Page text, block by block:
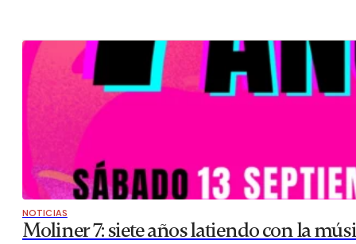
NOTICIAS
Moliner 7: siete años latiendo con la